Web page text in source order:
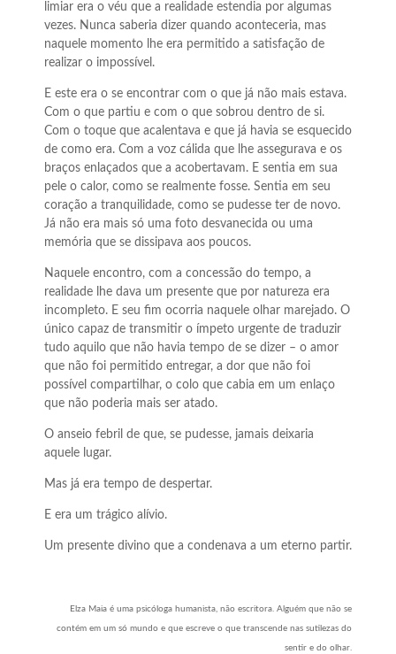
limiar era o véu que a realidade estendia por algumas
vezes. Nunca saberia dizer quando aconteceria, mas
naquele momento lhe era permitido a satisfação de
realizar o impossível.
E este era o se encontrar com o que já não mais estava.
Com o que partiu e com o que sobrou dentro de si.
Com o toque que acalentava e que já havia se esquecido
de como era. Com a voz cálida que lhe assegurava e os
braços enlaçados que a acobertavam. E sentia em sua
pele o calor, como se realmente fosse. Sentia em seu
coração a tranquilidade, como se pudesse ter de novo.
Já não era mais só uma foto desvanecida ou uma
memória que se dissipava aos poucos.
Naquele encontro, com a concessão do tempo, a
realidade lhe dava um presente que por natureza era
incompleto. E seu fim ocorria naquele olhar marejado. O
único capaz de transmitir o ímpeto urgente de traduzir
tudo aquilo que não havia tempo de se dizer – o amor
que não foi permitido entregar, a dor que não foi
possível compartilhar, o colo que cabia em um enlaço
que não poderia mais ser atado.
O anseio febril de que, se pudesse, jamais deixaria
aquele lugar.
Mas já era tempo de despertar.
E era um trágico alívio.
Um presente divino que a condenava a um eterno partir.
Elza Maia é uma psicóloga humanista, não escritora. Alguém que não se
contém em um só mundo e que escreve o que transcende nas sutilezas do
sentir e do olhar.